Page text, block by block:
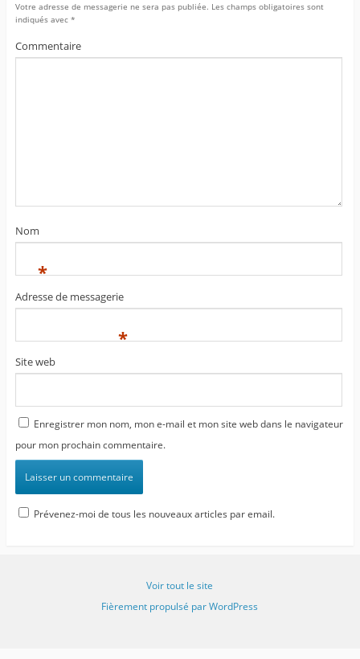
Votre adresse de messagerie ne sera pas publiée. Les champs obligatoires sont
indiqués avec *
Commentaire
Nom
*
Adresse de messagerie
*
Site web
Enregistrer mon nom, mon e-mail et mon site web dans le navigateur
pour mon prochain commentaire.
Prévenez-moi de tous les nouveaux articles par email.
Voir tout le site
Fièrement propulsé par WordPress